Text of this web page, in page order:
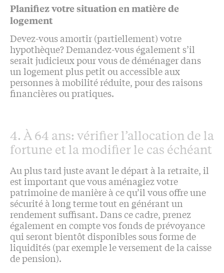
Planifiez votre situation en matière de
logement
Devez-vous amortir (partiellement) votre
hypothèque? Demandez-vous également s’il
serait judicieux pour vous de déménager dans
un logement plus petit ou accessible aux
personnes à mobilité réduite, pour des raisons
financières ou pratiques.
4. À 64 ans: vérifier l’allocation de la
fortune et la modifier le cas échéant
Au plus tard juste avant le départ à la retraite, il
est important que vous aménagiez votre
patrimoine de manière à ce qu’il vous offre une
sécurité à long terme tout en générant un
rendement suffisant. Dans ce cadre, prenez
également en compte vos fonds de prévoyance
qui seront bientôt disponibles sous forme de
liquidités (par exemple le versement de la caisse
de pension).